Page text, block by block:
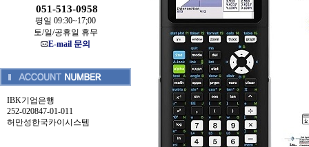
051-513-0958
평일 09:30~17;00
토/일/공휴일 휴무
E-mail 문의
IBK기업은행
252-020847-01-011
허만성한국카이시스템